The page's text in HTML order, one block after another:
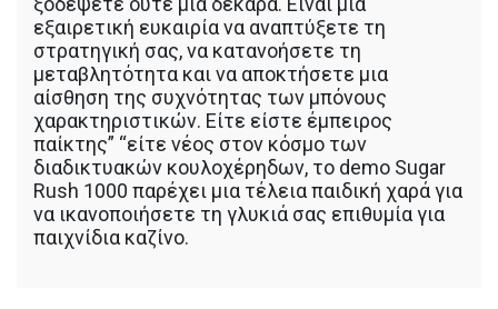
εξαιρετική ευκαιρία να αναπτύξετε τη
στρατηγική σας, να κατανοήσετε τη
μεταβλητότητα και να αποκτήσετε μια
αίσθηση της συχνότητας των μπόνους
χαρακτηριστικών. Είτε είστε έμπειρος
παίκτης” “είτε νέος στον κόσμο των
διαδικτυακών κουλοχέρηδων, το demo Sugar
Rush 1000 παρέχει μια τέλεια παιδική χαρά για
να ικανοποιήσετε τη γλυκιά σας επιθυμία για
παιχνίδια καζίνο.